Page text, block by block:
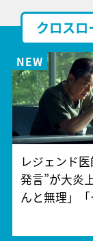
クロスロ
レジェンド
発言”が大炎
んと無理」